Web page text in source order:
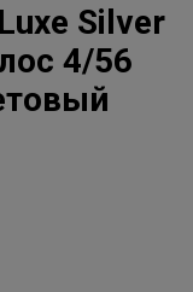
Silver
4/56